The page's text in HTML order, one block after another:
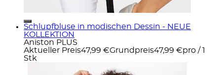
Schlupfbluse in modischen Dessin - NEUE
KOLLEKTION
Aniston PLUS
Aktueller Preis47,99 €Grundpreis47,99 €pro / 1
Stk